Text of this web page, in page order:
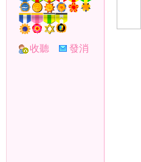
收聽
發消